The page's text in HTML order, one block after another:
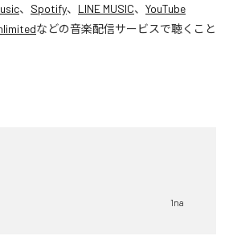
、 Spotify、 LINE MUSIC、 YouTube
などの音楽配信サービスで聴くこと
1na